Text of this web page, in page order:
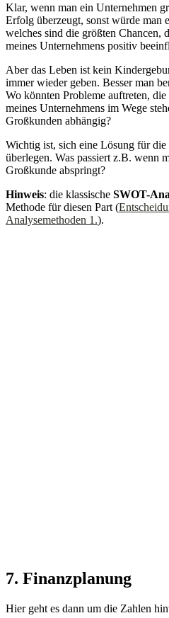
Klar, wenn man ein Unternehmen
Erfolg überzeugt, sonst würde man
welches sind die größten Chancen,
meines Unternehmens positiv
Aber das Leben ist kein
immer wieder geben. Besser man
Wo könnten Probleme auftreten,
meines Unternehmens im Wege
Großkunden abhängig?
Wichtig ist, sich eine Lösung für die
überlegen. Was passiert z.B. wenn
Großkunde abspringt?
Hinweis: die klassische SWOT-
Methode für diesen Part (
Analysemethoden 1.).
7. Finanzplanung
Hier geht es dann um die Zahlen